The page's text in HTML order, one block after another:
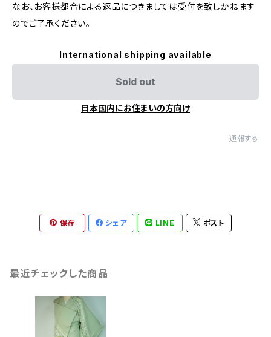
なお、お客様都合による返品につきましては受付を致しかねます
のでご了承ください。
International shipping available
Sold out
日本国内にお住まいの方向け
通報する
保存 シェア LINE ポスト
最近チェックした商品